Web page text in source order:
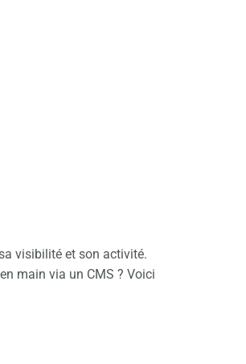
visibilité et son activité.
main via un CMS ? Voici